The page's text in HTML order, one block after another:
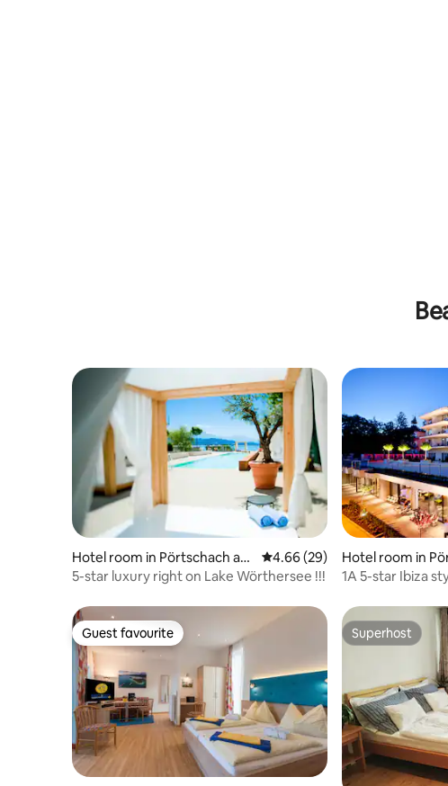
Hotel room in Pörtschach am
Wörthersee
4.66 out of 5 average rating,
4.66 (29)
5-star luxury right on Lake Wörthersee !!!
Hotel room in
thersee
1A 5-star Ibiza
Guest favourite
Guest favourite Superhost
Superhost